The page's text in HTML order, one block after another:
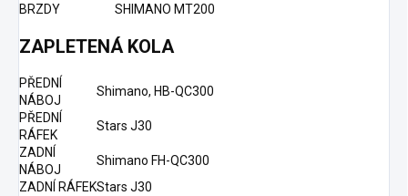
BRZDY SHIMANO MT200
ZAPLETENÁ KOLA
PŘEDNÍ
NÁBOJ
Shimano, HB-QC300
PŘEDNÍ
RÁFEK
Stars J30
ZADNÍ
NÁBOJ
Shimano FH-QC300
ZADNÍ RÁFEKStars J30